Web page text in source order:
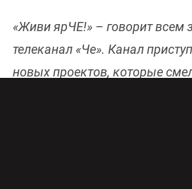
«Живи ярЧЕ!» – говорит всем
телеканал «Че». Канал
новых проектов, которые